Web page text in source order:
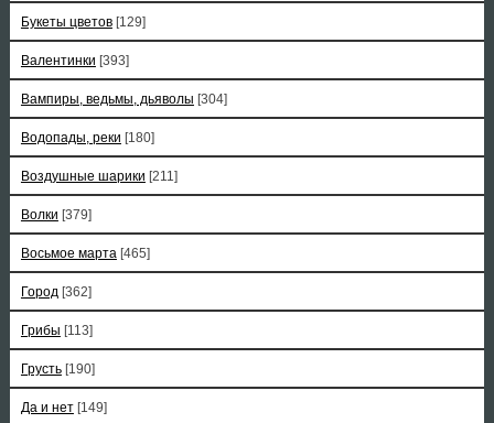
Букеты цветов [129]
Валентинки [393]
Вампиры, ведьмы, дьяволы [304]
Водопады, реки [180]
Воздушные шарики [211]
Волки [379]
Восьмое марта [465]
Город [362]
Грибы [113]
Грусть [190]
Да и нет [149]